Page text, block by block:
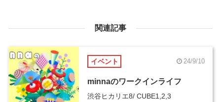
関連記事
イベント 24/9/10
minnaのワークインライフ
渋谷ヒカリエ8/ CUBE1,2,3